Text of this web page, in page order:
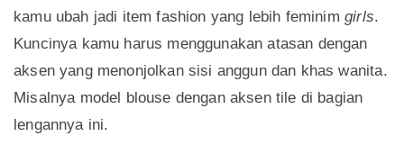
kamu ubah jadi item fashion yang lebih feminim girls.
Kuncinya kamu harus menggunakan atasan dengan
aksen yang menonjolkan sisi anggun dan khas wanita.
Misalnya model blouse dengan aksen tile di bagian
lengannya ini.